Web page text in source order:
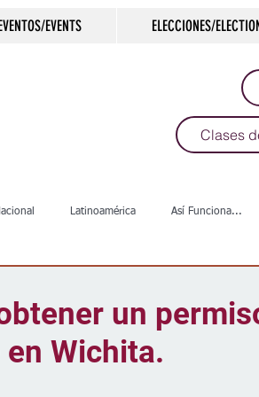
EVENTS ELECCIONES/
Clases
Latinoamérica Así Funciona...
Desamparados Carreteras
un
Wichita.